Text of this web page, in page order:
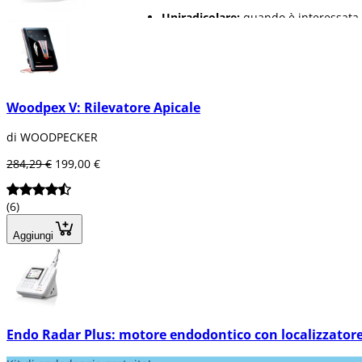
Uniradicolare: quando è
Occhiali protettivi.
Guanti, cuffia e mascherine.
Woodpex V: Rilevatore Apicale
di WOODPECKER
284,29 € 199,00 €
(6)
Aggiungi
Endo Radar Plus: motore endodontico con